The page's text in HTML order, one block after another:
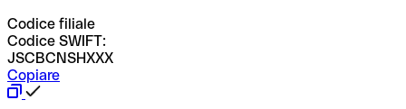
Codice filiale
Codice SWIFT:
JSCBCNSHXXX
Copiare